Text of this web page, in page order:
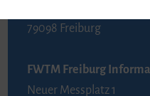
79098 Freiburg
FWTM Freiburg
Neuer Messplatz 1